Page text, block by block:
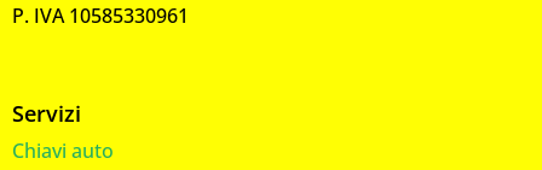
P. IVA 10585330961
Servizi
Chiavi auto